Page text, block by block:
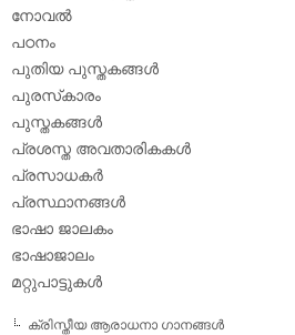
നോവല്‍
പഠനം
പുതിയ പുസ്തകങ്ങള്‍
പുരസ്‌കാരം
പുസ്തകങ്ങള്‍
പ്രശസ്ത അവതാരികകള്‍
പ്രസാധകര്‍
പ്രസ്ഥാനങ്ങള്‍
ഭാഷാ ജാലകം
ഭാഷാജാലം
മറ്റുപാട്ടുകള്‍
ക്രിസ്തീയ ആരാധനാ ഗാനങ്ങള്‍